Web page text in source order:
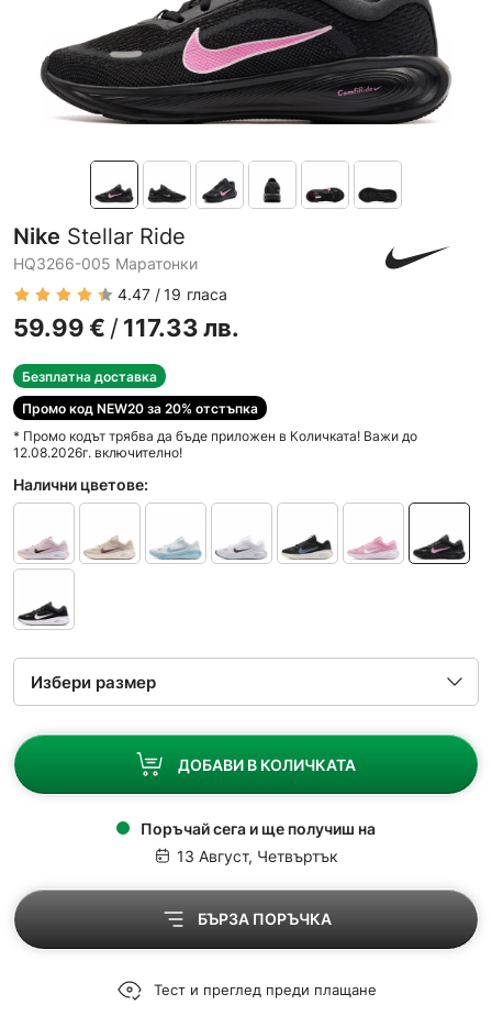
Nike Stellar Ride
HQ3266-005 Маратонки
4.47
19 гласа
59.99€ /117.33лв.
Безплатна доставка
Промо код NEW20 за 20% отстъпка
* Промо кодът трябва да бъде приложен в Количката! Важи до
12.08.2026г. включително!
Налични цветове:
ДОБАВИ В КОЛИЧКАТА
Поръчай сега и ще получиш на
13 Август, Четвъртък
БЪРЗА ПОРЪЧКА
Тест и преглед преди плащане